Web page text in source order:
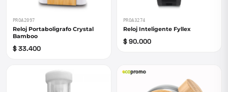
PROA2097
Reloj Portaboligrafo Crystal
Bamboo
$ 33.400
PROA3274
Reloj Inteligente Fyllex
$ 90.000